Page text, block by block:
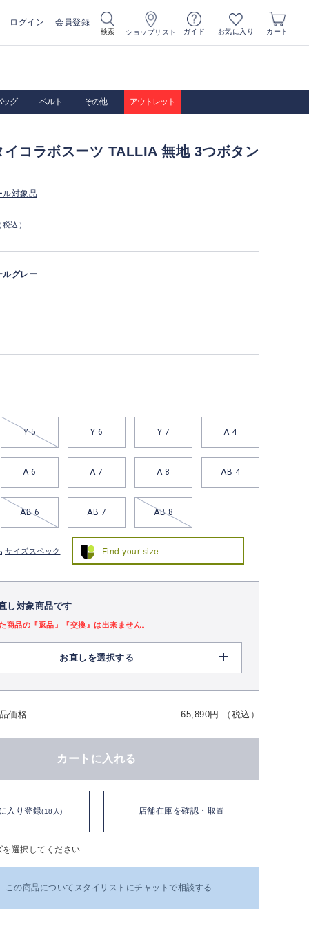
ログイン 会員登録
検索 ショップリスト ガイド お気に入り カート
ッグ ベルト その他 アウトレット
イコラボスーツ TALLIA 無地 3つボタン
ル対象品
込）
ルグレー
Y 5 Y 6 Y 7 A 4
A 6 A 7 A 8 AB 4
AB 6 AB 7 AB 8
サイズスペック Find your size
し対象商品です
商品の『返品』『交換』は出来ません。
お直しを選択する
価格 65,890円 （税込）
カートに入れる
入り登録(18人) 店舗在庫を確認・取置
選択してください
この商品についてスタイリストにチャットで相談する